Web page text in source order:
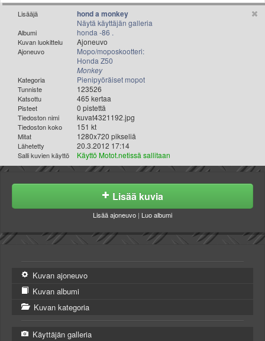
Valitse paikkakunta
Helsingin sää
Tampereen sää
Turun sää
Kuopion sää
Rovaniemen sää
MUUT
VIP-jäsenyys
Paidat ja vaatteet
Suunnittele oma paita
Mainostus
Palaute
Kevytversio
Lisääjä hond a monkey
Näytä käyttäjän galleria
Albumi honda -86 .
Kuvan luokittelu Ajoneuvo
Ajoneuvo
Mopo/moposkootteri:
Honda Z50
Monkey
Kategoria Pienipyöräiset mopot
Tunniste 123526
Katsottu 465 kertaa
Pisteet 0 pistettä
Tiedoston nimi kuvat4321192.jpg
Tiedoston koko 151 kt
Mitat 1280x720 pikseliä
Lähetetty 20.3.2012 17:14
Salli kuvien käyttö Käyttö Motot.netissä sallitaan
Lisää kuvia
Lisää ajoneuvo | Luo albumi
Kuvan ajoneuvo
Kuvan albumi
Kuvan kategoria
Käyttäjän galleria